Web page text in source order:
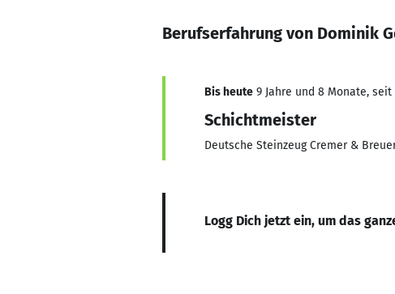
Berufserfahrung von Dominik
Bis heute 9 Jahre und 8 Monate, seit
Schichtmeister
Deutsche Steinzeug Cremer &
Logg Dich jetzt ein, um das